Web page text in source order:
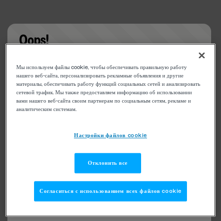
Oops!
Something went wrong. Please try refreshing the
app
Мы используем файлы cookie, чтобы обеспечивать правильную работу
нашего веб-сайта, персонализировать рекламные объявления и другие
материалы, обеспечивать работу функций социальных сетей и анализировать
сетевой трафик. Мы также предоставляем информацию об использовании
вами нашего веб-сайта своим партнерам по социальным сетям, рекламе и
аналитическим системам.
Настройки файлов cookie
Отклонить все
Согласиться с использованием всех файлов cookie